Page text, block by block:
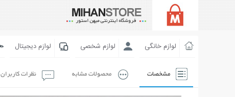
لوازم خانگی لوازم شخصی لوازم دیجیتال
مشخصات محصولات مشابه نظرات کاربران